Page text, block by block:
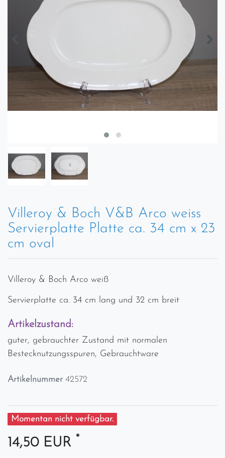
Villeroy & Boch V&B Arco weiss
Servierplatte Platte ca. 34 cm x 23
cm oval
Villeroy & Boch Arco weiß
Servierplatte ca. 34 cm lang und 32 cm breit
Artikelzustand:
guter, gebrauchter Zustand mit normalen
Bestecknutzungsspuren, Gebrauchtware
Artikelnummer 42572
Momentan nicht verfügbar.
14,50 EUR *